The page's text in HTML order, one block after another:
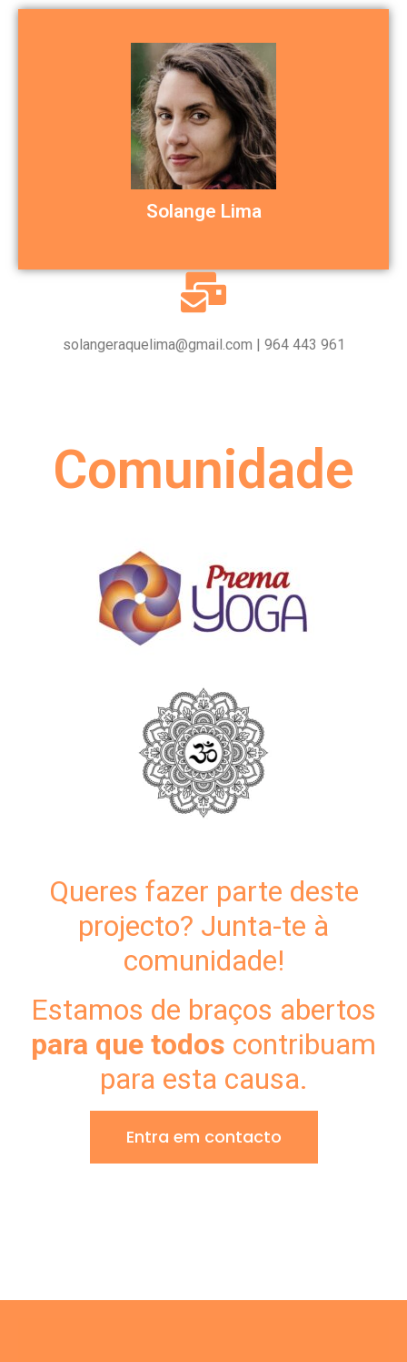
Solange Lima
Psicóloga e Yogaterapeuta
Com formação em Psicologia Clínica,
Neuropsicologia e Educação, é formadora
certificada e Membro Efectivo da Ordem dos
Psicólogos Portugueses desde 2010. Praticante de
Yoga desde 2001 e com o título de Sénior Yoga
Teacher/Trainer Pro pela Yoga Alliance
Professionals UK desde 2022, desempenha um
papel crucial neste projecto.
solangeraquelima@gmail.com | 964 443 961
Comunidade
Queres fazer parte deste
projecto? Junta-te à
comunidade!
Estamos de braços abertos
para que todos contribuam
para esta causa.
Entra em contacto